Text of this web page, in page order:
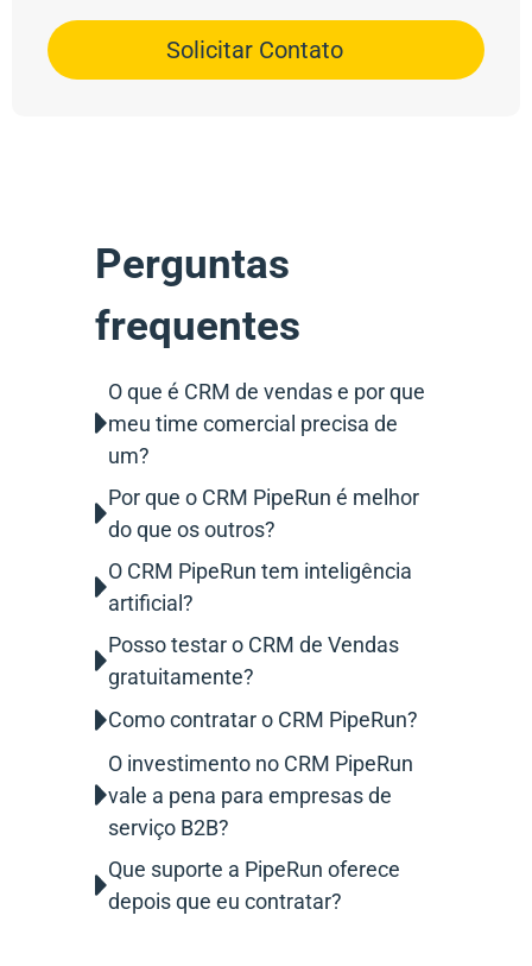
Solicitar Contato
Perguntas
frequentes
O que é CRM de vendas e por que
meu time comercial precisa de
um?
Por que o CRM PipeRun é melhor
do que os outros?
O CRM PipeRun tem inteligência
artificial?
Posso testar o CRM de Vendas
gratuitamente?
Como contratar o CRM PipeRun?
O investimento no CRM PipeRun
vale a pena para empresas de
serviço B2B?
Que suporte a PipeRun oferece
depois que eu contratar?